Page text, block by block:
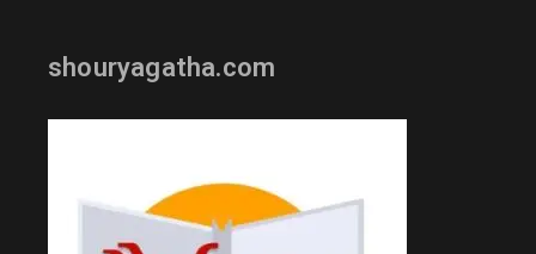
shouryagatha.com